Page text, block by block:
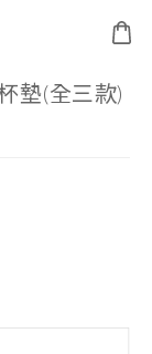
墊(全三款)